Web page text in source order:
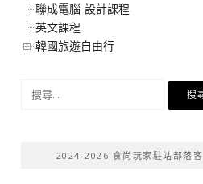
聯成電腦-設計課程
英文課程
韓國旅遊自由行
2024-2026 食尚玩家駐站部落客